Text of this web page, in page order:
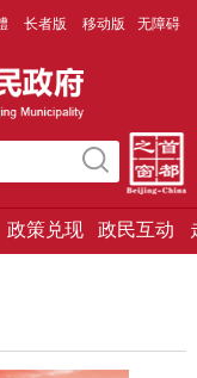
长者版 移动版 无障碍
政策兑现 政民互动